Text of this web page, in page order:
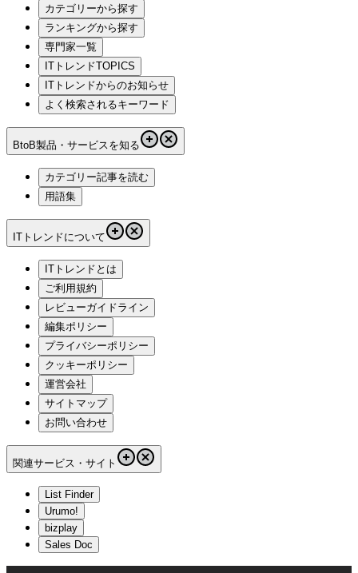
カテゴリーから探す
ランキングから探す
専門家一覧
ITトレンドTOPICS
ITトレンドからのお知らせ
よく検索されるキーワード
BtoB製品・サービスを知る
カテゴリー記事を読む
用語集
ITトレンドについて
ITトレンドとは
ご利用規約
レビューガイドライン
編集ポリシー
プライバシーポリシー
クッキーポリシー
運営会社
サイトマップ
お問い合わせ
関連サービス・サイト
List Finder
Urumo!
bizplay
Sales Doc